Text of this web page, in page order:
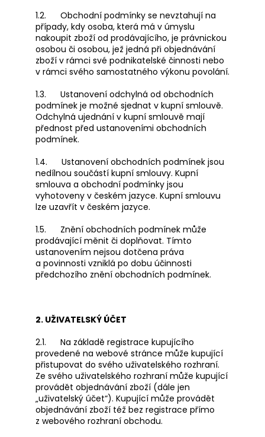
1.2. Obchodní podmínky se nevztahují na
případy, kdy osoba, která má v úmyslu
nakoupit zboží od prodávajícího, je právnickou
osobou či osobou, jež jedná při objednávání
zboží v rámci své podnikatelské činnosti nebo
v rámci svého samostatného výkonu povolání.
1.3. Ustanovení odchylná od obchodních
podmínek je možné sjednat v kupní smlouvě.
Odchylná ujednání v kupní smlouvě mají
přednost před ustanoveními obchodních
podmínek.
1.4. Ustanovení obchodních podmínek jsou
nedílnou součástí kupní smlouvy. Kupní
smlouva a obchodní podmínky jsou
vyhotoveny v českém jazyce. Kupní smlouvu
lze uzavřít v českém jazyce.
1.5. Znění obchodních podmínek může
prodávající měnit či doplňovat. Tímto
ustanovením nejsou dotčena práva
a povinnosti vzniklá po dobu účinnosti
předchozího znění obchodních podmínek.
2. UŽIVATELSKÝ ÚČET
2.1. Na základě registrace kupujícího
provedené na webové stránce může kupující
přistupovat do svého uživatelského rozhraní.
Ze svého uživatelského rozhraní může kupující
provádět objednávání zboží (dále jen
„uživatelský účet“). Kupující může provádět
objednávání zboží též bez registrace přímo
z webového rozhraní obchodu.